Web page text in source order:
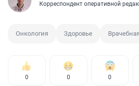
Корреспондент оперативной
Онкология Здоровье
0 0 0